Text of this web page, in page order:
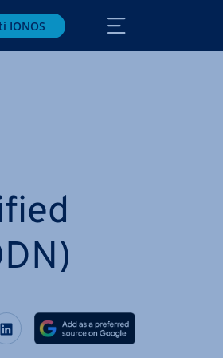
IONOS
via Facebook
via Twitter
Condividi via LinkedIN